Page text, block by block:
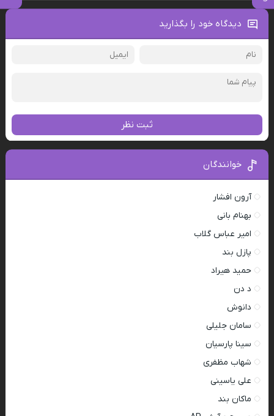
دیدگاه خود را بگذارید
ثبت نظر
خوانندگان
آرون افشار
بهنام بانی
امیر عباس گلاب
پازل بند
حمید هیراد
د دن
دانوش
سامان جلیلی
سینا پارسیان
شهاب مظفری
علی یاسینی
ماکان بند